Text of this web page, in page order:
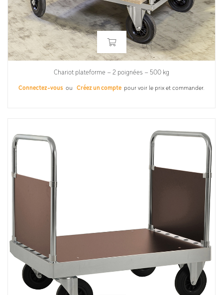
Chariot plateforme – 2 poignées – 500 kg
Connectez-vous ou Créez un compte pour voir le prix et commander.